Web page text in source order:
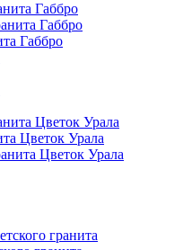
Габбро
Габбро
Габбро
Цветок Урала
Цветок Урала
Цветок Урала
гранита